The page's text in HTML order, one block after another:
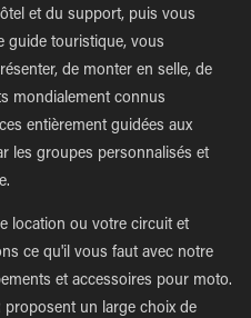
et du support, puis vous
guide touristique, vous
de monter en selle, de
mondialement connus
entièrement guidées aux
les groupes personnalisés et
location ou votre circuit et
ce qu'il vous faut avec notre
et accessoires pour moto.
proposent un large choix de